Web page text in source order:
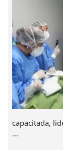
capacitada,
...